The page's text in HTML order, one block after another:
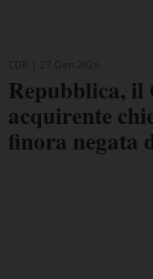
CDR
Repubblica,
acquirente
finora negata